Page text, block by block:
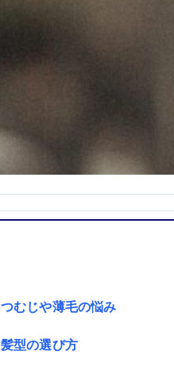
つむじや薄毛の悩み
髪型の選び方